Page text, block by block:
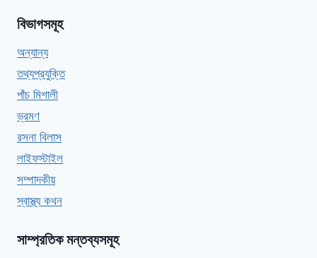
বিভাগসমূহ
অন্যান্য
তথ্যপ্রযুক্তি
পাঁচ মিশালী
ভ্রমণ
রসনা বিলাস
লাইফস্টাইল
সম্পাদকীয়
স্বাস্থ্য কথন
সাম্প্রতিক মন্তব্যসমূহ